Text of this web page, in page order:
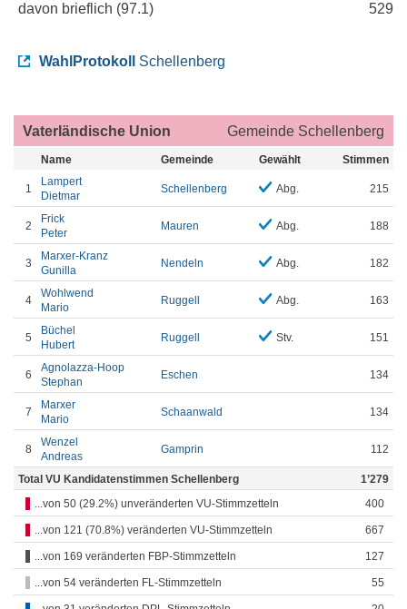
davon brieflich (97.1) 529
WahlProtokoll Schellenberg
Vaterländische Union Gemeinde Schellenberg
Name Gemeinde Gewählt Stimmen
1
Lampert
Dietmar
Schellenberg Abg. 215
2
Frick
Peter
Mauren Abg. 188
3
Marxer-Kranz
Gunilla
Nendeln Abg. 182
4
Wohlwend
Mario
Ruggell Abg. 163
5
Büchel
Hubert
Ruggell Stv. 151
6
Agnolazza-Hoop
Stephan
Eschen 134
7
Marxer
Mario
Schaanwald 134
8
Wenzel
Andreas
Gamprin 112
Total VU Kandidatenstimmen Schellenberg
1’279
...von 50 (29.2%) unveränderten VU-Stimmzetteln
400
...von 121 (70.8%) veränderten VU-Stimmzetteln 667
...von 169 veränderten FBP-Stimmzetteln 127
...von 54 veränderten FL-Stimmzetteln 55